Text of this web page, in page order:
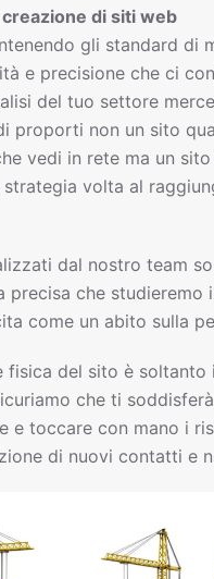
creazione di siti web
gli standard di
e precisione che ci
del tuo settore
proporti non un sito
vedi in rete ma un
strategia volta al
dal nostro team
precisa che studieremo
come un abito sulla
fisica del sito è
che ti
e toccare con mano i
di nuovi contatti e